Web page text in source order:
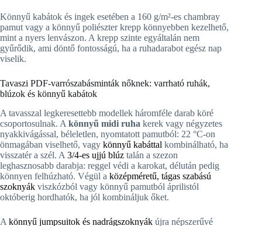
Könnyű kabátok és ingek esetében a 160 g/m²-es chambray
pamut vagy a könnyű poliészter krepp könnyebben kezelhető,
mint a nyers lenvászon. A krepp szinte egyáltalán nem
gyűrődik, ami döntő fontosságú, ha a ruhadarabot egész nap
viselik.
Tavaszi PDF-varrószabásminták nőknek: varrható ruhák,
blúzok és könnyű kabátok
A tavasszal legkeresettebb modellek háromféle darab köré
csoportosulnak. A könnyű midi ruha kerek vagy négyzetes
nyakkivágással, béleletlen, nyomtatott pamutból: 22 °C-on
önmagában viselhető, vagy könnyű kabáttal kombinálható, ha
visszatér a szél. A 3/4-es ujjú blúz talán a szezon
leghasznosabb darabja: reggel védi a karokat, délután pedig
könnyen felhúzható. Végül a középméretű, tágas szabású
szoknyák viszkózból vagy könnyű pamutból áprilistól
októberig hordhatók, ha jól kombináljuk őket.
A könnyű jumpsuitok és nadrágszoknyák újra népszerűvé